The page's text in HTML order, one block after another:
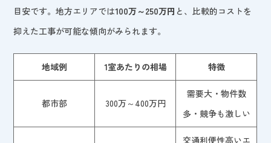
目安です。地方エリアでは100万～250万円 と、比較的コストを
抑えた工事が可能な傾向がみられます。
地域例 1室あたりの相場 特徴
都市部 300万～400万円
需要大・物件数
多・競争も激しい
交通利便性高いエ